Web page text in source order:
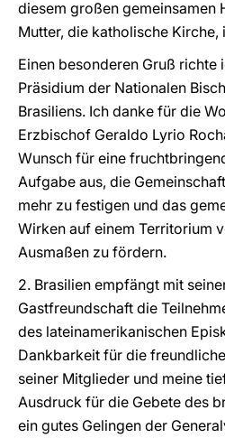
diesem großen gemeinsamen
Mutter, die katholische Kirche,
Einen besonderen Gruß richte
Präsidium der Nationalen
Brasiliens. Ich danke für die
Erzbischof Geraldo Lyrio
Wunsch für eine
Aufgabe aus, die
mehr zu festigen und das
Wirken auf einem Territorium
Ausmaßen zu fördern.
2. Brasilien empfängt mit
Gastfreundschaft die
des lateinamerikanischen
Dankbarkeit für die
seiner Mitglieder und meine
Ausdruck für die Gebete des
ein gutes Gelingen der